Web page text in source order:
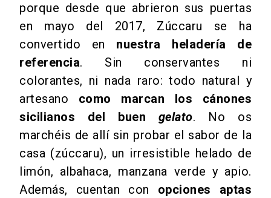
porque desde que abrieron sus puertas
en mayo del 2017, Zúccaru se ha
convertido en nuestra heladería de
referencia. Sin conservantes ni
colorantes, ni nada raro: todo natural y
artesano como marcan los cánones
sicilianos del buen gelato. No os
marchéis de allí sin probar el sabor de la
casa (zúccaru), un irresistible helado de
limón, albahaca, manzana verde y apio.
Además, cuentan con opciones aptas